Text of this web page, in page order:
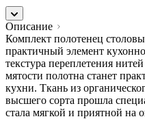
Описание
Комплект полотенец
практичный элемент
текстура переплетения
мятости полотна станет
кухни. Ткань из
высшего сорта прошла
стала мягкой и приятной на